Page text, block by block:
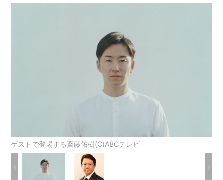
ゲストで登場する斎藤佑樹(C)ABCテレビ